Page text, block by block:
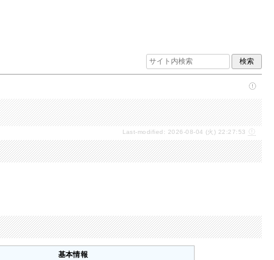
Last-modified: 2026-08-04 (火) 22:27:53
基本情報